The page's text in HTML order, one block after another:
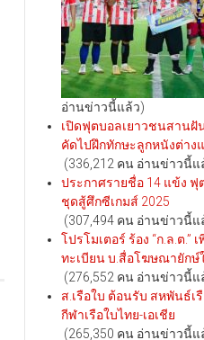
อ่านข่าวนี้แล้ว)
เปิดฟุตบอลเยาวชนสานฝั
คัดไปฝึกทักษะลูกหนังต่าง
(336,212 คน อ่านข่าวนี้แ
ประกาศรายชื่อ 14 แข้ง
ชุดสู้ศึกซีเกมส์ 2025
(307,494 คน อ่านข่าวนี้แ
โปรโมเตอร์ ร้อง “ก.ล.ต.”
ทะเบียน บ.สื่อโฆษณายักษ์
(276,552 คน อ่านข่าวนี้แ
ส.เรือใบ ต้อนรับ สหพันธ์เ
กีฬาเรือใบไทย-เอเชีย
(265,350 คน อ่านข่าวนี้แ